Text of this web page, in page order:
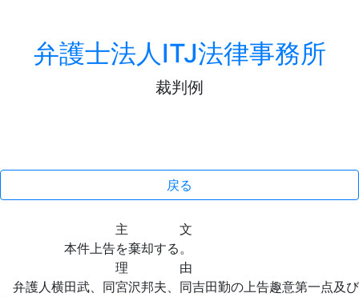
弁護士法人ITJ法律事務所
裁判例
戻る
主 文
本件上告を棄却する。
理 由
弁護人横田武、同宮沢邦夫、同吉田勤の上告趣意第一点及び